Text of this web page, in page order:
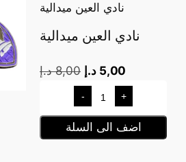
نادي العين ميدالية
نادي العين ميدالية
8,00 د.إ 5,00 د.إ
- +
اضف الى السلة